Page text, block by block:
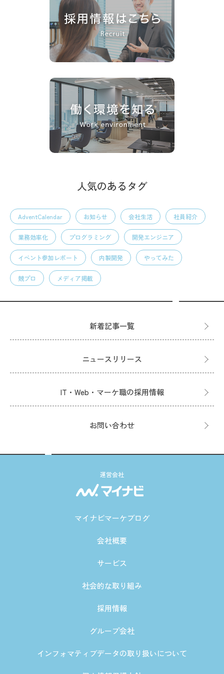
人気のあるタグ
AdventCalendar お知らせ 会社生活 社員紹介
業務効率化 プログラミング 開発エンジニア
イベント参加レポート 内製開発 やってみた
競プロ メディア掲載
新着記事一覧
ニュースリリース
IT・Web・マーケ職の採用情報
お問い合わせ
運営会社
マイナビマーケブログ
会社概要
サービス
社会的な取り組み
採用情報
グループ会社
インフォマティブデータの取り扱いについて